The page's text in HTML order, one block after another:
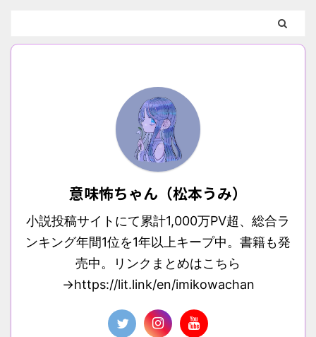
意味怖ちゃん（松本うみ）
小説投稿サイトにて累計1,000万PV超、総合ラ
ンキング年間1位を1年以上キープ中。書籍も発
売中。リンクまとめはこちら
→https://lit.link/en/imikowachan